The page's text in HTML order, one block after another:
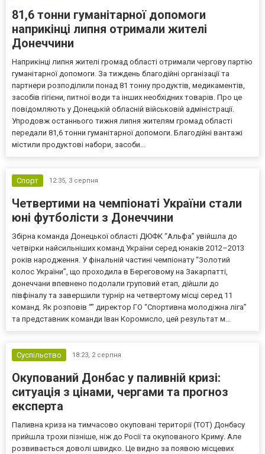
81,6 тонни гуманітарної допомоги
наприкінці липня отримали жителі
Донеччини
Наприкінці липня жителі громад області отримали чергову партію
гуманітарної допомоги. За тиждень благодійні організації та
партнери розподілили понад 81 тонну продуктів, медикаментів,
засобів гігієни, питної води та інших необхідних товарів. Про це
повідомляють у Донецькій обласній військовій адміністрації.
Упродовж останнього тижня липня жителям громад області
передали 81,6 тонни гуманітарної допомоги. Благодійні вантажі
містили продуктові набори, засоби...
Спорт 12:35, 3 серпня
Четвертими на чемпіонаті України стали
юні футболісти з Донеччини
Збірна команда Донецької області ДЮФК “Альфа” увійшла до
четвірки найсильніших команд України серед юнаків 2012–2013
років народження. У фінальній частині чемпіонату “Золотий
колос України”, що проходила в Береговому на Закарпатті,
донеччани впевнено подолали груповий етап, дійшли до
півфіналу та завершили турнір на четвертому місці серед 11
команд. Як розповів “” директор ГО “Спортивна молодіжна ліга”
та представник команди Іван Коромисло, цей результат м...
Суспільство 18:23, 2 серпня
Окупований Донбас у паливній кризі:
ситуація з цінами, чергами та прогноз
експерта
Паливна криза на тимчасово окуповані території (ТОТ) Донбасу
прийшла трохи пізніше, ніж до Росії та окупованого Криму. Але
розвивається доволі швидко. Це видно за появою місцевих